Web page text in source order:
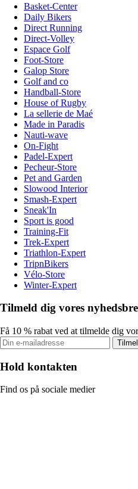
Basket-Center
Daily Bikers
Direct Running
Direct-Volley
Espace Golf
Foot-Store
Galop Store
Golf and co
Handball-Store
House of Rugby
La sellerie de Maé
Made in Paradis
Nauti-wave
On-Fight
Padel-Expert
Pecheur-Store
Pet and Garden
Slowood Interior
Smash-Expert
Sneak'In
Sport is good
Training-Fit
Trek-Expert
Triathlon-Expert
TripnBikers
Vélo-Store
Winter-Expert
Tilmeld dig vores
Få 10 % rabat ved at tilmelde dig
Hold kontakten
Find os på sociale medier